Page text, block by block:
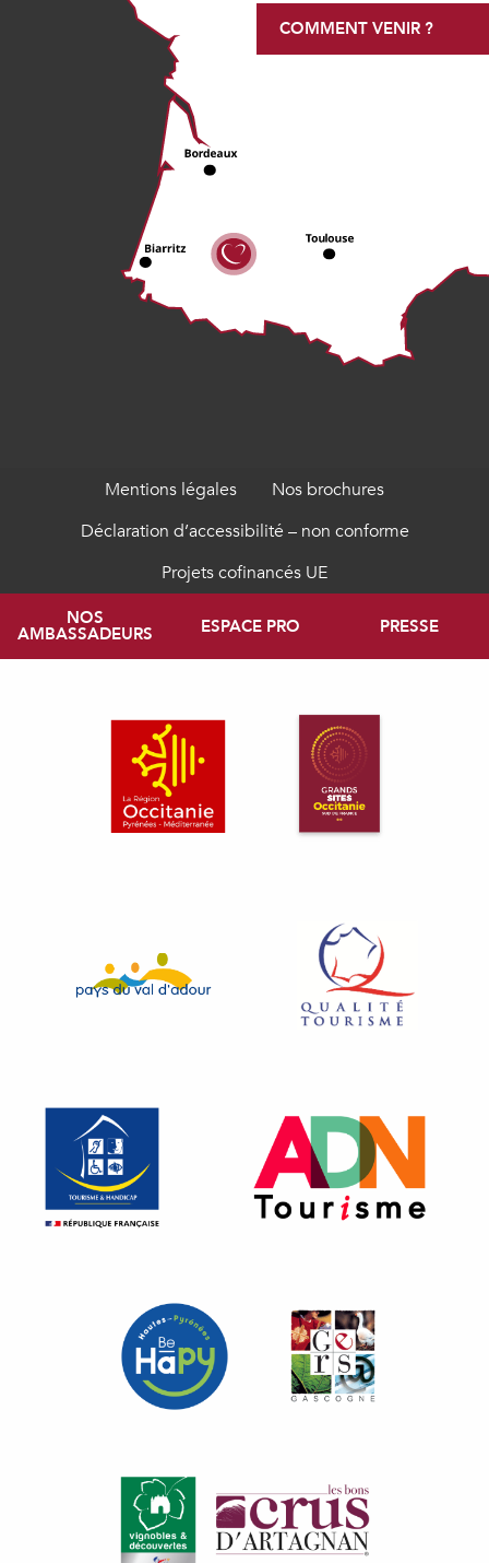
COMMENT VENIR ?
Mentions légales
Nos brochures
Déclaration d’accessibilité – non conforme
Projets cofinancés UE
NOS
AMBASSADEURS ESPACE PRO PRESSE